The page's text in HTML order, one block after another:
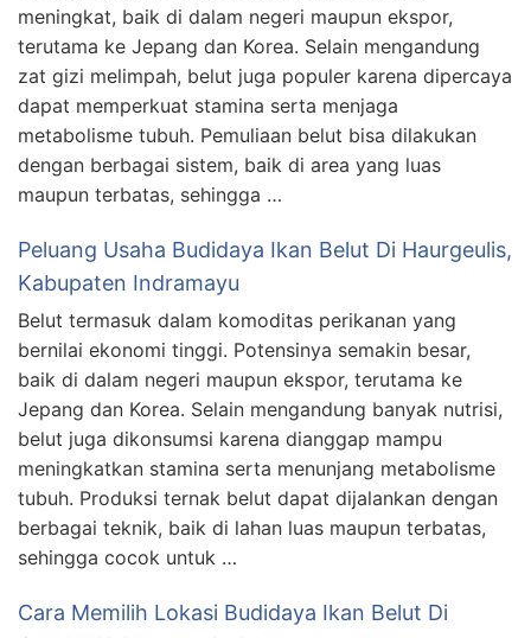
meningkat, baik di dalam negeri maupun ekspor,
terutama ke Jepang dan Korea. Selain mengandung
zat gizi melimpah, belut juga populer karena dipercaya
dapat memperkuat stamina serta menjaga
metabolisme tubuh. Pemuliaan belut bisa dilakukan
dengan berbagai sistem, baik di area yang luas
maupun terbatas, sehingga …
Peluang Usaha Budidaya Ikan Belut Di Haurgeulis,
Kabupaten Indramayu
Belut termasuk dalam komoditas perikanan yang
bernilai ekonomi tinggi. Potensinya semakin besar,
baik di dalam negeri maupun ekspor, terutama ke
Jepang dan Korea. Selain mengandung banyak nutrisi,
belut juga dikonsumsi karena dianggap mampu
meningkatkan stamina serta menunjang metabolisme
tubuh. Produksi ternak belut dapat dijalankan dengan
berbagai teknik, baik di lahan luas maupun terbatas,
sehingga cocok untuk …
Cara Memilih Lokasi Budidaya Ikan Belut Di